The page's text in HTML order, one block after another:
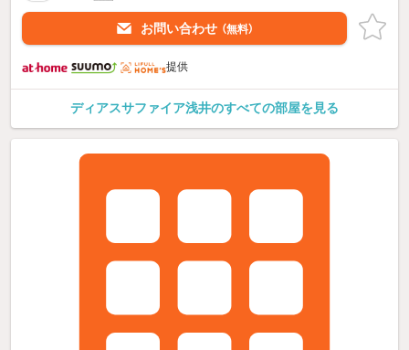
お問い合わせ （無料）
提供
ディアスサファイア浅井のすべての部屋を見る